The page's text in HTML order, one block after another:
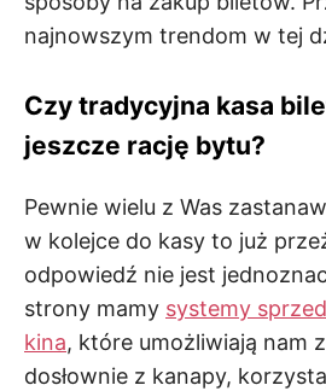
najnowszym trendom w tej
Czy tradycyjna kasa
jeszcze rację bytu?
Pewnie wielu z Was
w kolejce do kasy to już
odpowiedź nie jest
strony mamy systemy
kina, które umożliwiają nam
dosłownie z kanapy,